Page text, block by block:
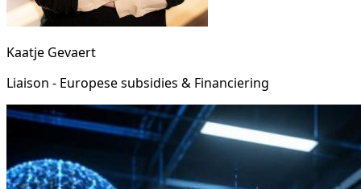
Kaatje Gevaert
Liaison - Europese subsidies & Financiering